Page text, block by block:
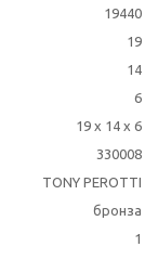
19440
19
14
6
19 х 14 х 6
330008
TONY PEROTTI
бронза
1